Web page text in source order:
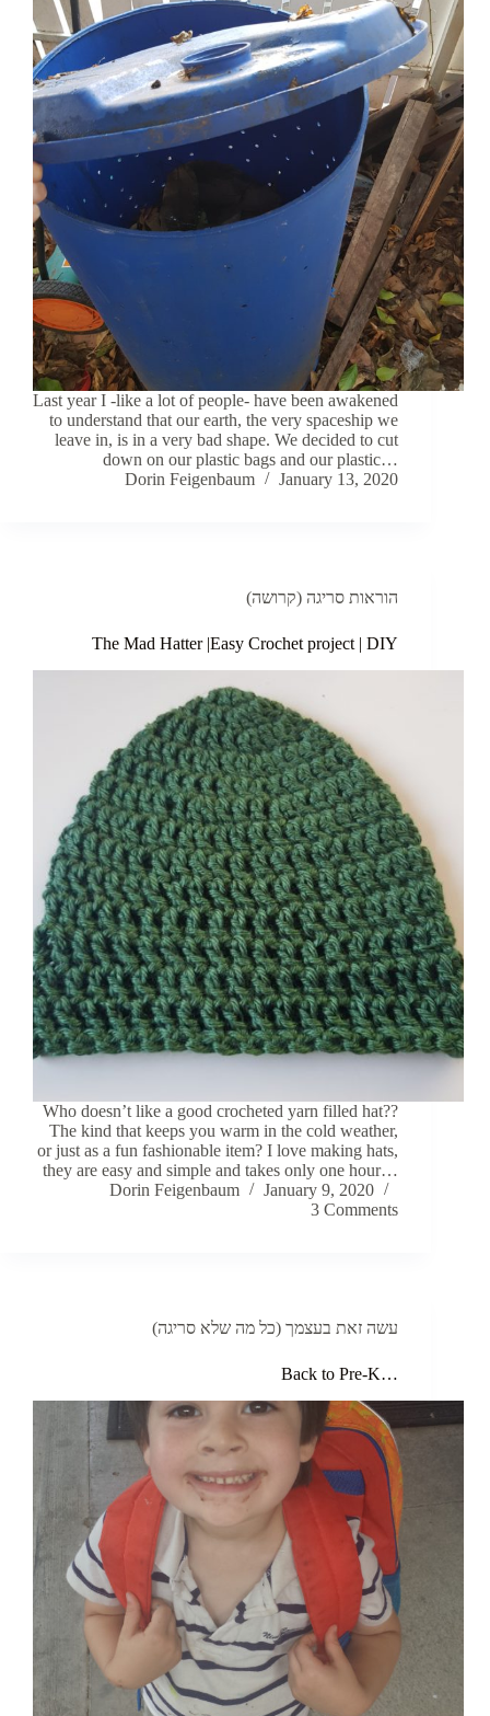
Last year I -like a lot of people- have been awakened
to understand that our earth, the very spaceship we
leave in, is in a very bad shape. We decided to cut
down on our plastic bags and our plastic…
Dorin Feigenbaum
January 13, 2020
הוראות סריגה (קרושה)
The Mad Hatter |Easy Crochet project | DIY
Who doesn’t like a good crocheted yarn filled hat??
The kind that keeps you warm in the cold weather,
or just as a fun fashionable item? I love making hats,
they are easy and simple and takes only one hour…
Dorin Feigenbaum
January 9, 2020
3 Comments
עשה זאת בעצמך (כל מה שלא סריגה)
Back to Pre-K…